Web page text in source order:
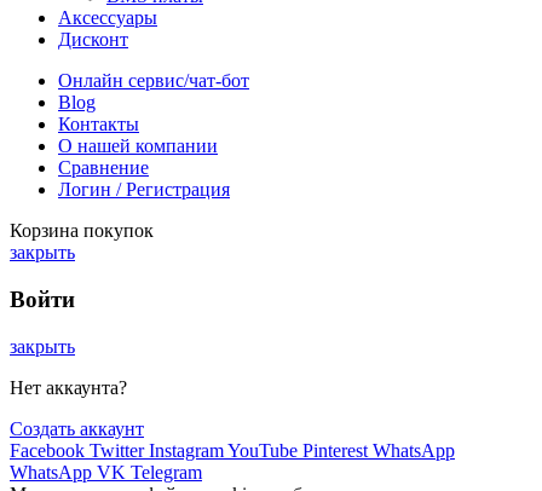
Аксессуары
Дисконт
Онлайн сервис/чат-бот
Blog
Контакты
О нашей компании
Сравнение
Логин / Регистрация
Корзина покупок
закрыть
Войти
закрыть
Нет аккаунта?
Создать аккаунт
Facebook Twitter InstagramYouTube Pinterest WhatsApp
WhatsApp VK Telegram